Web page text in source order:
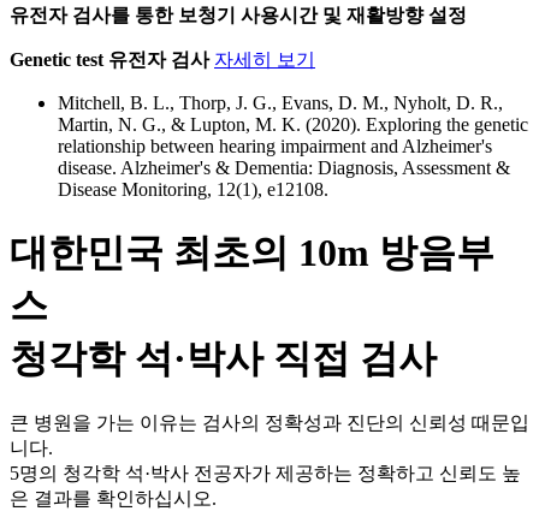
유전자 검사를 통한 보청기 사용시간 및 재활방향 설정
Genetic test 유전자 검사 자세히 보기
Mitchell, B. L., Thorp, J. G., Evans, D. M., Nyholt, D. R.,
Martin, N. G., & Lupton, M. K. (2020). Exploring the genetic
relationship between hearing impairment and Alzheimer's
disease. Alzheimer's & Dementia: Diagnosis, Assessment &
Disease Monitoring, 12(1), e12108.
대한민국 최초의 10m 방음부
스
청각학 석·박사 직접 검사
큰 병원을 가는 이유는 검사의 정확성과 진단의 신뢰성 때문입
니다.
5명의 청각학 석·박사 전공자가 제공하는 정확하고 신뢰도 높
은 결과를 확인하십시오.